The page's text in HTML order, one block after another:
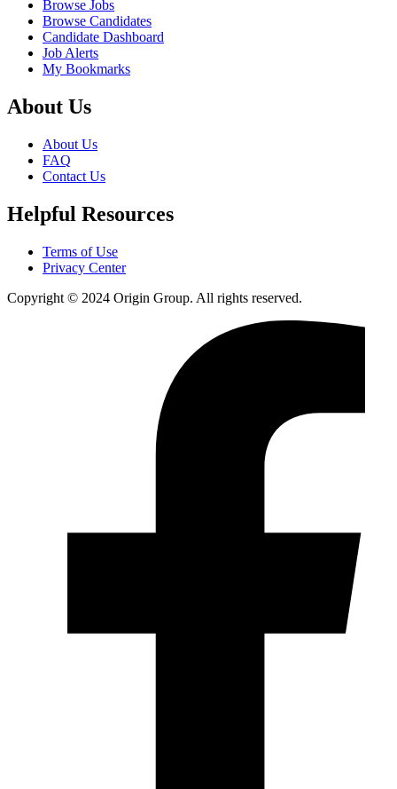
Browse Jobs
Browse Candidates
Candidate Dashboard
Job Alerts
My Bookmarks
About Us
About Us
FAQ
Contact Us
Helpful Resources
Terms of Use
Privacy Center
Copyright © 2024 Origin Group. All rights reserved.